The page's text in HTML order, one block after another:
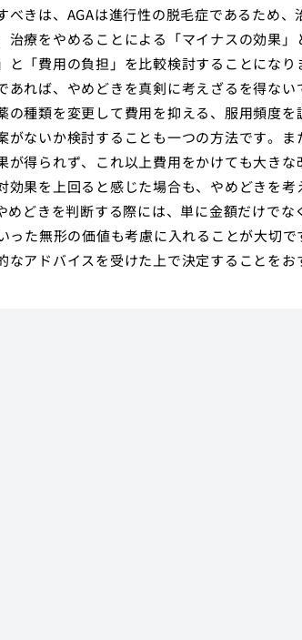
きは、AGAは進行性の脱毛症であるため、
療をやめることによる「マイナスの効果」
「費用の負担」を比較検討することになり
れば、やめどきを真剣に考えざるを得な
種類を変更して費用を抑える、服用頻度を
ないか検討することも一つの方法です。ま
得られず、これ以上費用をかけても大きな
果を上回ると感じた場合も、やめどきを考
どきを判断する際には、単に金額だけでな
た無形の価値も考慮に入れることが大切で
アドバイスを受けた上で決定することをお